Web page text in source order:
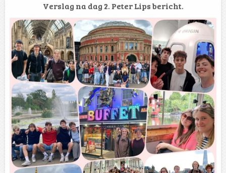
Verslag na dag 2. Peter Lips bericht.